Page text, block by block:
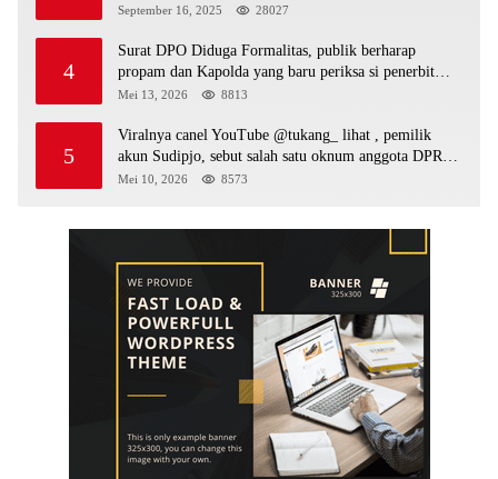
September 16, 2025 28027
4
Surat DPO Diduga Formalitas, publik berharap
propam dan Kapolda yang baru periksa si penerbit
surat serta Aph diduga lepaskan DPO
Mei 13, 2026 8813
5
Viralnya canel YouTube @tukang_ lihat , pemilik
akun Sudipjo, sebut salah satu oknum anggota DPRD
mempawah terlibat sebagai cukong peti Kapolda yang
Mei 10, 2026 8573